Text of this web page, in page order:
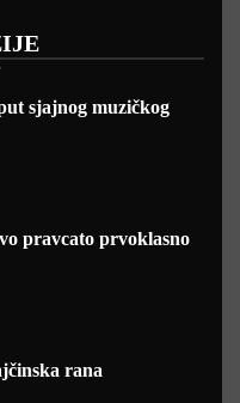
sjajnog muzičkog
pravcato prvoklasno
rana